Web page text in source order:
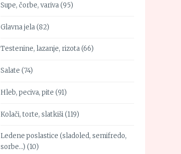
Supe, čorbe, variva(95)
Glavna jela(82)
Testenine, lazanje, rizota(66)
Salate (74)
Hleb, peciva, pite (91)
Kolači, torte, slatkiši(119)
Ledene poslastice (sladoled, semifredo,
sorbe…) (10)